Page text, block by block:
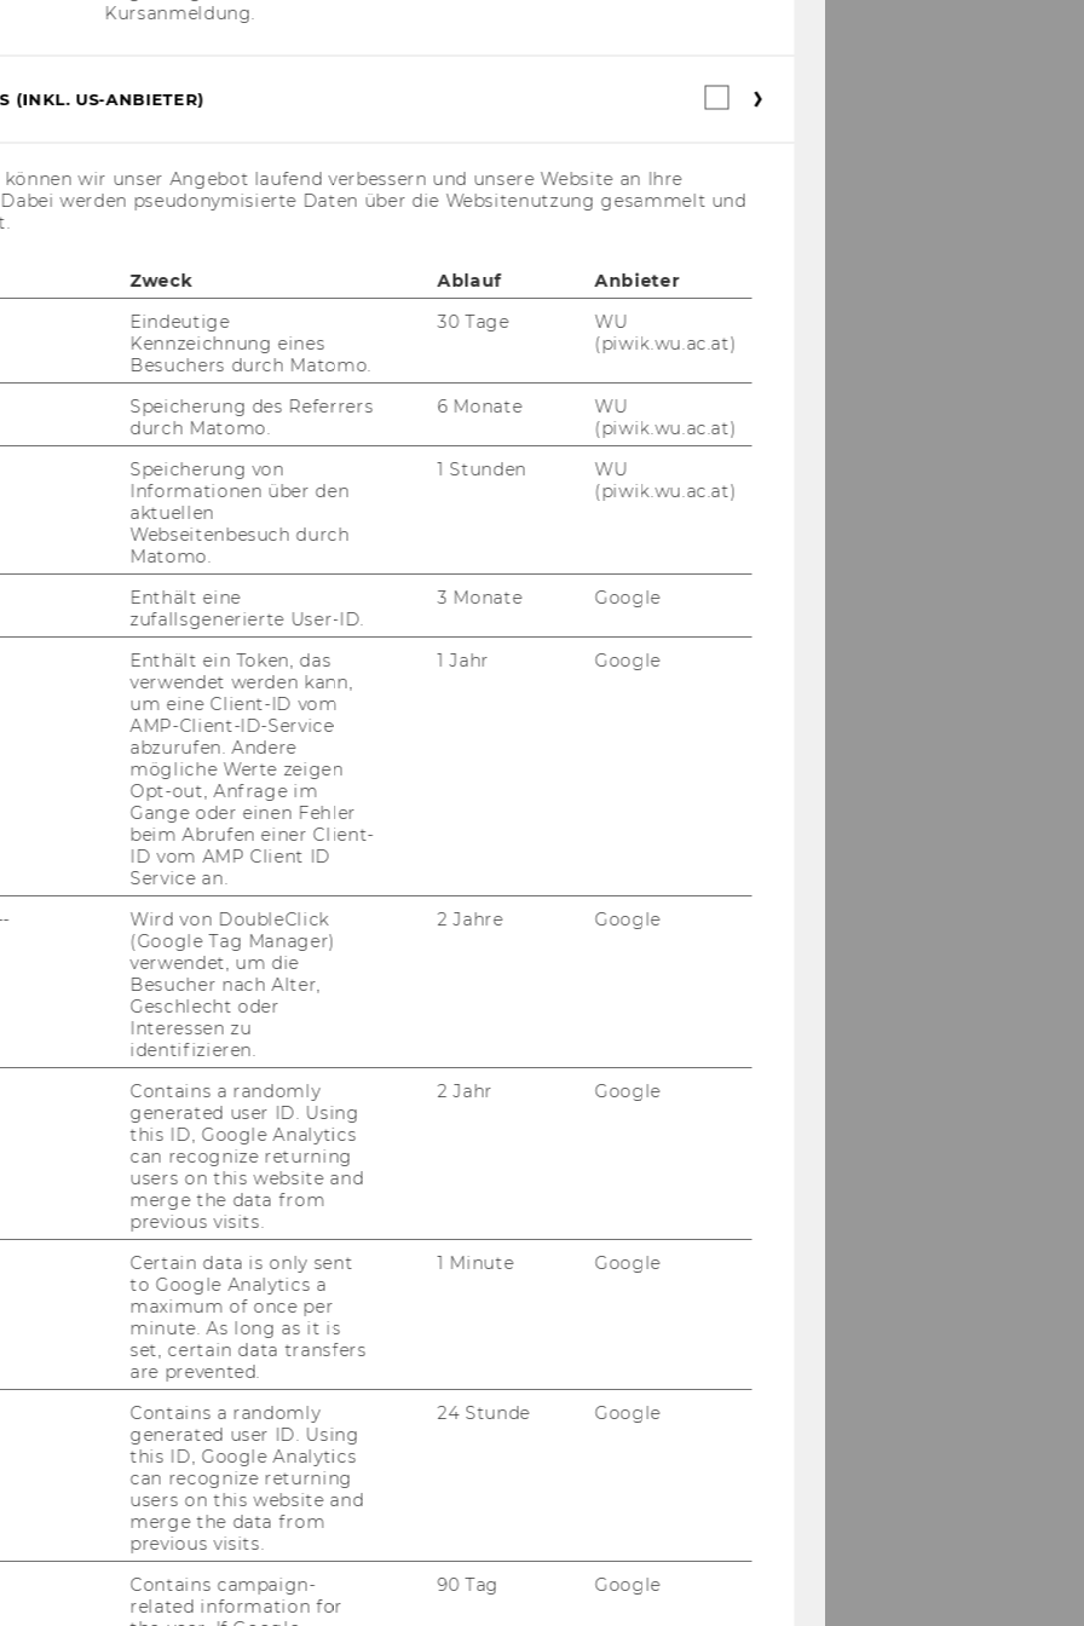
Da­ten­bank mit dem on­line ver­füg­ba­ren
und Mo­du­len der Da­ten­
" im on­line Help-​Menü.
Such­stra­te­gienfür die wei­te­re Ver­
kann nur auf einemei­ge­nen Da­ten­trä­
er­fol­gen, nicht auf dem BvD Ser­ver.
wobei au­to­ma­tisch die En­dung
an­ge­fügt wird. Beim nächs­ten Login
ge­spei­cher­ten Su­chen über
Load from Disk " aus­ge­wählt und in der Da­
in einem Zuger­fol­gen, ein Fort­set­zen
nicht mög­lich. Es kön­nenma­xi­mal 2 Ex­
Je nach Da­ten­vo­lu­men dau­ert der
bei der Nut­zung zu be­ach­ten:
machine-​based tech­no­lo­gy that is de­si­
of au­to­no­my, may ex­hi­bit ad­ap­ti­ve­n­
or im­pli­cit ob­jec­ti­ves, in­fers, from
out­puts, or any other tech­no­lo­gies
as au­to­ma­ted decision-​making, ar­ti­fi­
na­tu­ral lan­guage pro­ces­sing, or ma­
Kursanmeldung.
(INKL. US-ANBIETER)
Webstatistik
wir unser Angebot laufend verbessern und unsere Website an Ihre
werden pseudonymisierte Daten über die Websitenutzung gesammelt und
Zweck Ablauf
Anbieter
Eindeutige
Kennzeichnung eines
Besuchers durch Matomo.
30 Tage
WU
(piwik.wu.ac.at)
Speicherung des Referrers
durch Matomo.
6 Monate
WU
(piwik.wu.ac.at)
Speicherung von
Informationen über den
aktuellen
Webseitenbesuch durch
Matomo.
1 Stunden
WU
(piwik.wu.ac.at)
Enthält eine
zufallsgenerierte User-ID.
3 Monate Google
Enthält ein Token, das
verwendet werden kann,
um eine Client-ID vom
AMP-Client-ID-Service
abzurufen. Andere
mögliche Werte zeigen
Opt-out, Anfrage im
Gange oder einen Fehler
beim Abrufen einer Client-
ID vom AMP Client ID
Service an.
1 Jahr Google
Wird von DoubleClick
(Google Tag Manager)
verwendet, um die
Besucher nach Alter,
Geschlecht oder
Interessen zu
identifizieren.
2 Jahre Google
Contains a randomly
generated user ID. Using
this ID, Google Analytics
can recognize returning
users on this website and
merge the data from
previous visits.
2 Jahr Google
Certain data is only sent
to Google Analytics a
maximum of once per
minute. As long as it is
set, certain data transfers
are prevented.
1 Minute Google
Contains a randomly
generated user ID. Using
this ID, Google Analytics
can recognize returning
users on this website and
merge the data from
previous visits.
24 Stunde Google
Contains campaign-
related information for
90 Tag Google